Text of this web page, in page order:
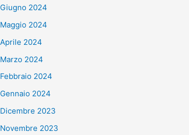
Giugno 2024
Maggio 2024
Aprile 2024
Marzo 2024
Febbraio 2024
Gennaio 2024
Dicembre 2023
Novembre 2023